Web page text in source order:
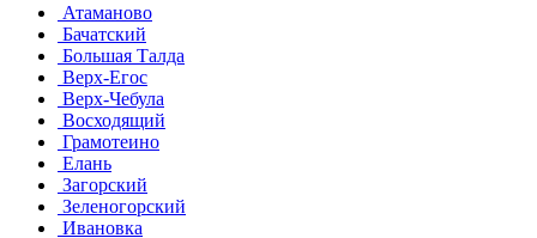
Атаманово
Бачатский
Большая Талда
Верх-Егос
Верх-Чебула
Восходящий
Грамотеино
Елань
Загорский
Зеленогорский
Ивановка